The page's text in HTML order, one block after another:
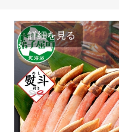
詳細を見る